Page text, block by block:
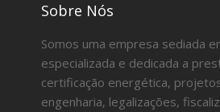
Sobre Nós
Somos uma empresa sediada
especializada e dedicada a
certificação energética,
engenharia, legalizações,